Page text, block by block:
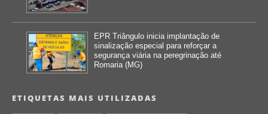
EPR Triângulo inicia implantação de
sinalização especial para reforçar a
segurança viária na peregrinação até
Romaria (MG)
ETIQUETAS MAIS UTILIZADAS